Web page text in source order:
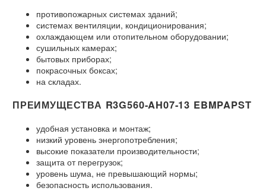
противопожарных системах зданий;
системах вентиляции, кондиционирования;
охлаждающем или отопительном оборудовании;
сушильных камерах;
бытовых приборах;
покрасочных боксах;
на складах.
ПРЕИМУЩЕСТВА R3G560-AH07-13 EBMPAPST
удобная установка и монтаж;
низкий уровень энергопотребления;
высокие показатели производительности;
защита от перегрузок;
уровень шума, не превышающий нормы;
безопасность использования.